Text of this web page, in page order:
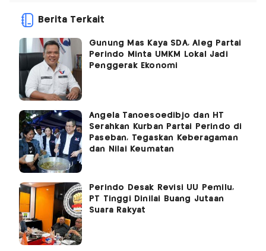
Berita Terkait
Gunung Mas Kaya SDA, Aleg Partai
Perindo Minta UMKM Lokal Jadi
Penggerak Ekonomi
Angela Tanoesoedibjo dan HT
Serahkan Kurban Partai Perindo di
Paseban, Tegaskan Keberagaman
dan Nilai Keumatan
Perindo Desak Revisi UU Pemilu,
PT Tinggi Dinilai Buang Jutaan
Suara Rakyat